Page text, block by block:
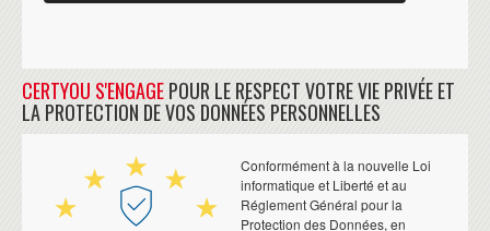
CERTYOU S'ENGAGEPOUR LE RESPECT VOTRE VIE PRIVÉE ET
LA PROTECTION DE VOS DONNÉES PERSONNELLES
Conformément à la nouvelle Loi
informatique et Liberté et au
Réglement Général pour la
Protection des Données, en